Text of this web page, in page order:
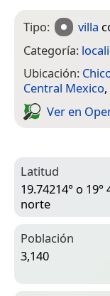
Tipo: villa
Categoría:
Ubicación:
Central Mexico,
Ver en
Latitud
19.74214° o 19°
norte
Población
3,140